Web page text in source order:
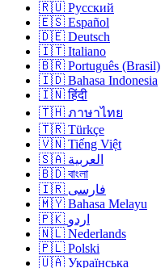
🇷🇺 Русский
🇪🇸 Español
🇩🇪 Deutsch
🇮🇹 Italiano
🇧🇷 Português (Brasil)
🇮🇩 Bahasa Indonesia
🇮🇳 हिंदी
🇹🇭 ภาษาไทย
🇹🇷 Türkçe
🇻🇳 Tiếng Việt
🇸🇦 العربية
🇧🇩 বাংলা
🇮🇷 فارسی
🇲🇾 Bahasa Melayu
🇵🇰 اردو
🇳🇱 Nederlands
🇵🇱 Polski
🇺🇦 Українська